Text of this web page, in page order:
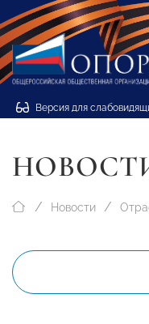
Версия для
Новости